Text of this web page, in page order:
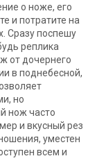
о ноже, его
и потратите на
Сразу поспешу
реплика
от дочернего
в поднебесной,
но
нож часто
и вкусный рез
уместен
всем и